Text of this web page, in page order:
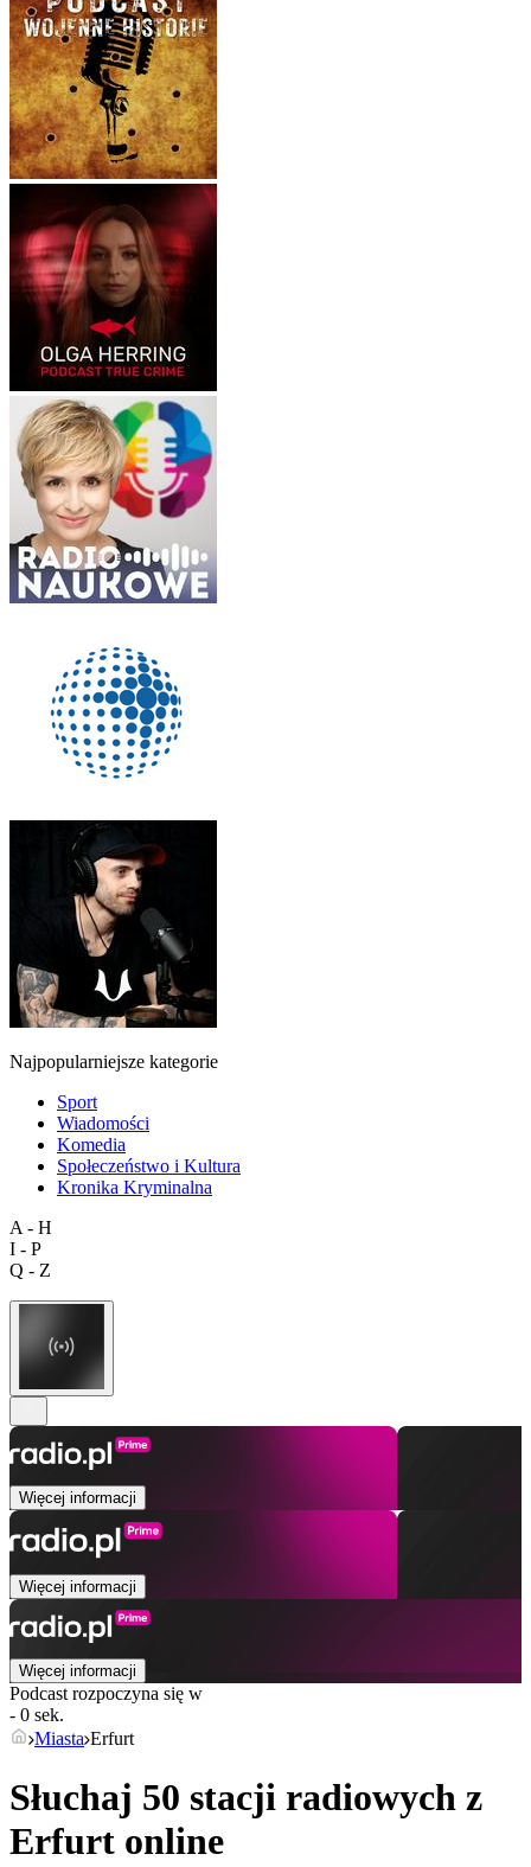
Najpopularniejsze kategorie
Sport
Wiadomości
Komedia
Społeczeństwo i Kultura
Kronika Kryminalna
A - H
I - P
Q - Z
Więcej informacji
Więcej informacji
Więcej informacji
Podcast rozpoczyna się w
- 0 sek.
Miasta Erfurt
Słuchaj 50 stacji radiowych z
Erfurt online